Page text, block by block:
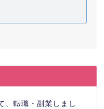
、転職・副業しまし